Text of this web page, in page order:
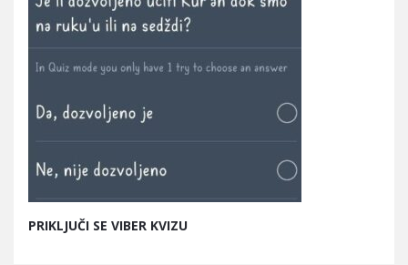
PRIKLJUČI SE VIBER KVIZU